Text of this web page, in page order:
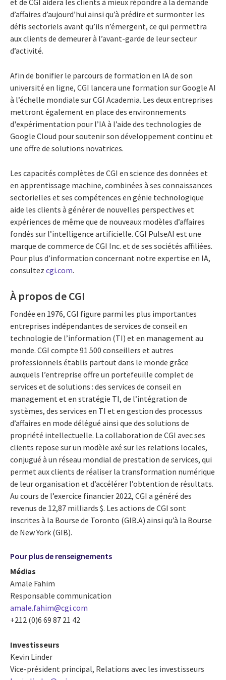
d’affaires d’aujourd’hui ainsi qu’à prédire et surmonter les
défis sectoriels avant qu’ils n’émergent, ce qui permettra
aux clients de demeurer à l’avant-garde de leur secteur
d’activité.
Afin de bonifier le parcours de formation en IA de son
université en ligne, CGI lancera une formation sur Google AI
à l’échelle mondiale sur CGI Academia. Les deux entreprises
mettront également en place des environnements
d'expérimentation pour l’IA à l’aide des technologies de
Google Cloud pour soutenir son développement continu et
une offre de solutions novatrices.
Les capacités complètes de CGI en science des données et
en apprentissage machine, combinées à ses connaissances
sectorielles et ses compétences en génie technologique
aide les clients à générer de nouvelles perspectives et
expériences de même que de nouveaux modèles d’affaires
fondés sur l’intelligence artificielle. CGI PulseAI est une
marque de commerce de CGI Inc. et de ses sociétés affiliées.
Pour plus d’information concernant notre expertise en IA,
consultez cgi.com.
À propos de CGI
Fondée en 1976, CGI figure parmi les plus importantes
entreprises indépendantes de services de conseil en
technologie de l’information (TI) et en management au
monde. CGI compte 91 500 conseillers et autres
professionnels établis partout dans le monde grâce
auxquels l’entreprise offre un portefeuille complet de
services et de solutions : des services de conseil en
management et en stratégie TI, de l’intégration de
systèmes, des services en TI et en gestion des processus
d’affaires en mode délégué ainsi que des solutions de
propriété intellectuelle. La collaboration de CGI avec ses
clients repose sur un modèle axé sur les relations locales,
conjugué à un réseau mondial de prestation de services, qui
permet aux clients de réaliser la transformation numérique
de leur organisation et d’accélérer l’obtention de résultats.
Au cours de l’exercice financier 2022, CGI a généré des
revenus de 12,87 milliards $. Les actions de CGI sont
inscrites à la Bourse de Toronto (GIB.A) ainsi qu’à la Bourse
de New York (GIB).
Pour plus de renseignements
Médias
Amale Fahim
Responsable communication
amale.fahim@cgi.com
+212 (0)6 69 87 21 42
Investisseurs
Kevin Linder
Vice-président principal, Relations avec les investisseurs